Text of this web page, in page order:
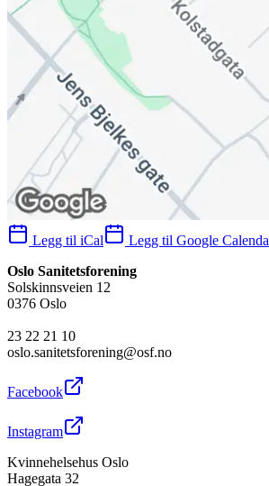
Legg til iCal
Legg til Google
Oslo Sanitetsforening
Solskinnsveien 12
0376 Oslo
23 22 21 10
oslo.sanitetsforening@osf.no
Facebook
Instagram
Kvinnehelsehus Oslo
Hagegata 32